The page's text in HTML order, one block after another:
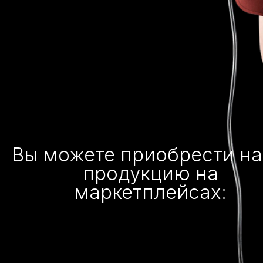
Вы можете приобрести
продукцию на
маркетплейсах: